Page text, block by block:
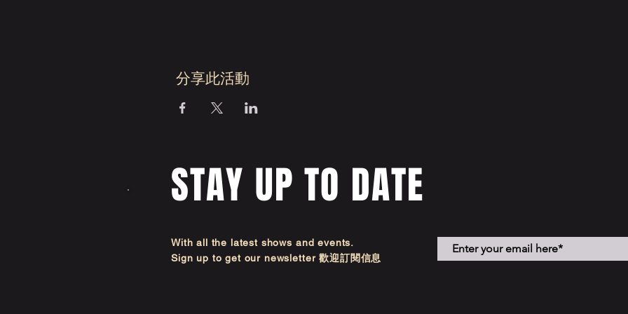
分享此活動
STAY UP TO DATE
With all the latest shows and events.
Sign up to get our newsletter 歡迎訂閱信息